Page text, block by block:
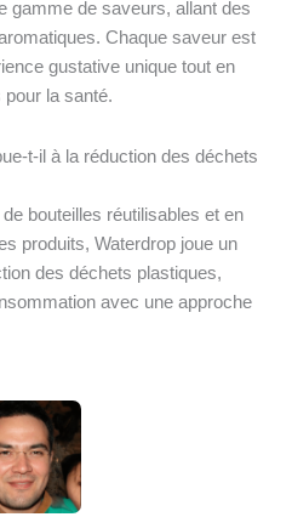
gamme de saveurs, allant des
Chaque saveur est
gustative unique tout en
pour la santé.
t-il à la réduction des déchets
bouteilles réutilisables et en
produits, Waterdrop joue un
des déchets plastiques,
avec une approche